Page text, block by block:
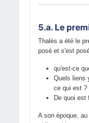
5.a. Le
Thalès a été le
posé et s'est
qu'est-ce
Quels liens
ce qui est ?
De quoi est
A son époque,